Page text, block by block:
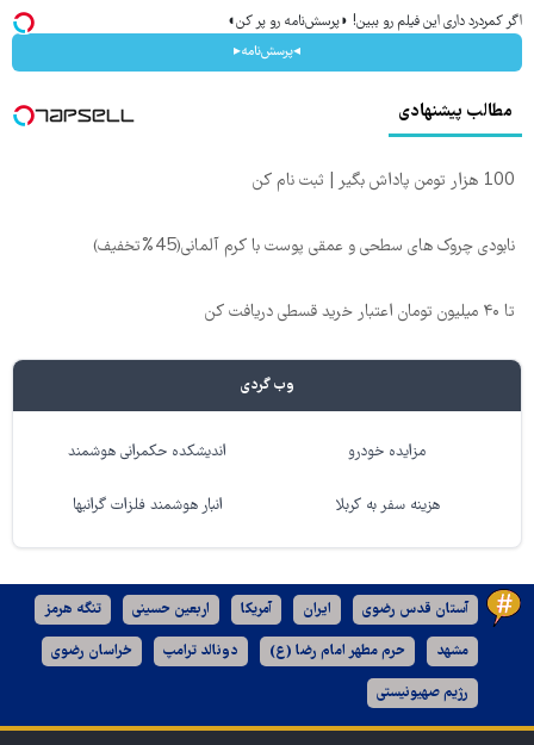
اگر کمردرد داری این فیلم رو ببین! ◗پرسش‌نامه رو پر کن◖
◂پرسش‌نامه▸
مطالب پیشنهادی
100 هزار تومن پاداش بگیر | ثبت نام کن
نابودی چروک های سطحی و عمقی پوست با کرم آلمانی(45%تخفیف)
تا ۴۰ میلیون تومان اعتبار خرید قسطی دریافت کن
وب گردی
مزایده خودرو اندیشکده حکمرانی هوشمند
هزینه سفر به کربلا انبار هوشمند فلزات گرانبها
آستان قدس رضوی ایران آمریکا اربعین حسینی تنگه هرمز
مشهد حرم مطهر امام رضا (ع) دونالد ترامپ خراسان رضوی
رژیم صهیونیستی